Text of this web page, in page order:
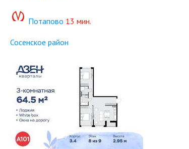
Потапово 13 мин.
Сосенское район